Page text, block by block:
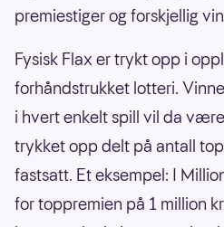
premiestiger og forskjellig
Fysisk Flax er trykt opp i
forhåndstrukket lotteri.
i hvert enkelt spill vil da
trykket opp delt på antall
fastsatt. Et eksempel: I
for toppremien på 1 million